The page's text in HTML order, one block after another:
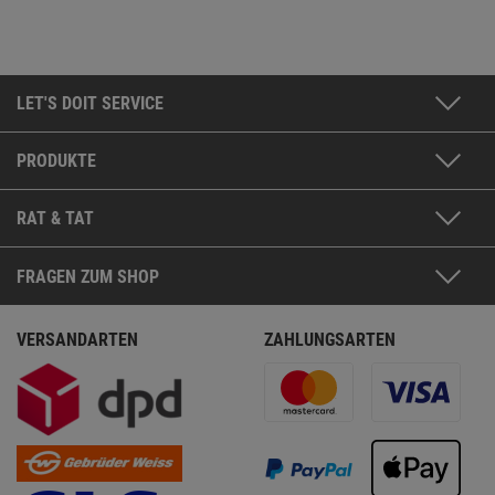
LET'S DOIT SERVICE
PRODUKTE
RAT & TAT
FRAGEN ZUM SHOP
VERSANDARTEN ZAHLUNGSARTEN